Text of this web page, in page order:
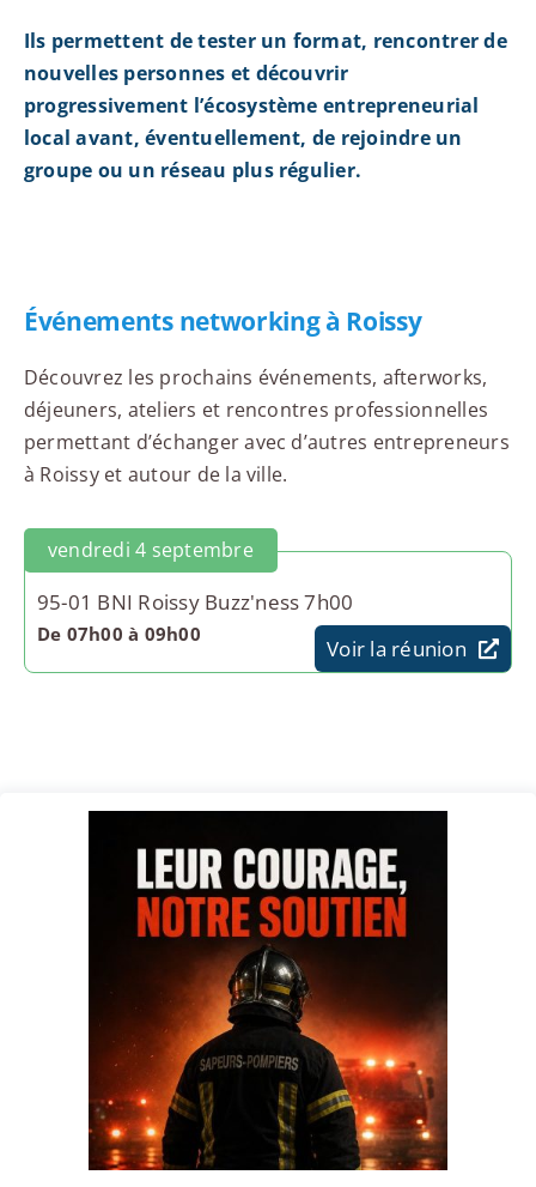
Ils permettent de tester un format, rencontrer de
nouvelles personnes et découvrir
progressivement l’écosystème entrepreneurial
local avant, éventuellement, de rejoindre un
groupe ou un réseau plus régulier.
Événements networking à Roissy
Découvrez les prochains événements, afterworks,
déjeuners, ateliers et rencontres professionnelles
permettant d’échanger avec d’autres entrepreneurs
à Roissy et autour de la ville.
vendredi 4 septembre
95-01 BNI Roissy Buzz'ness 7h00
De 07h00 à 09h00
Voir la réunion